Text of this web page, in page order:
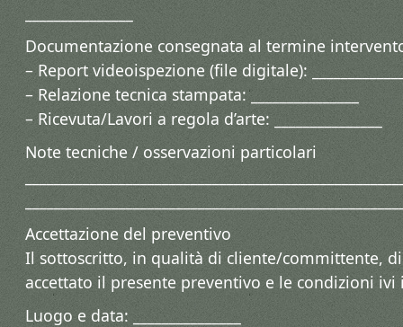
_______________
Documentazione consegnata al termine
– Report videoispezione (file digitale):
– Relazione tecnica stampata: _______________
– Ricevuta/Lavori a regola d’arte: _______________
Note tecniche / osservazioni particolari
Accettazione del preventivo
Il sottoscritto, in qualità di cliente/committente,
accettato il presente preventivo e le condizioni ivi
Luogo e data: _______________